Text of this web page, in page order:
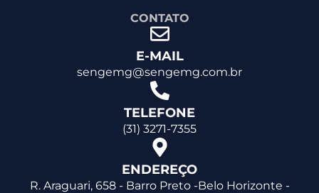
CONTATO
E-MAIL
sengemg@sengemg.com.br
TELEFONE
(31) 3271-7355
ENDEREÇO
R. Araguari, 658 - Barro Preto -Belo Horizonte -